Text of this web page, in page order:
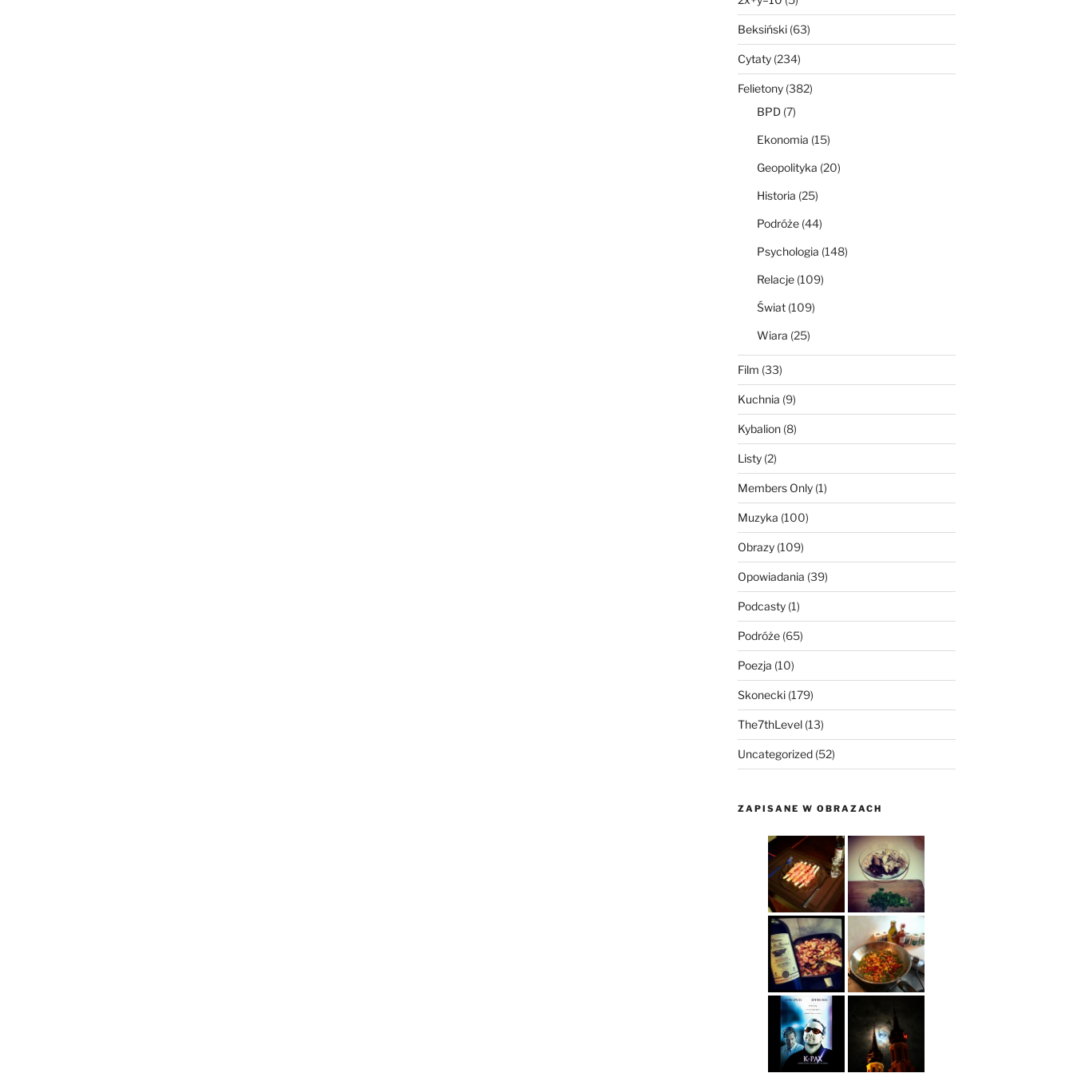
Beksiński(63)
Cytaty(234)
Felietony(382)
BPD(7)
Ekonomia (15)
Geopolityka (20)
Historia (25)
Podróże(44)
Psychologia (148)
Relacje(109)
Świat(109)
Wiara (25)
Film (33)
Kuchnia (9)
Kybalion(8)
Listy(2)
Members Only(1)
Muzyka (100)
Obrazy(109)
Opowiadania (39)
Podcasty(1)
Podróże(65)
Poezja (10)
Skonecki(179)
The7thLevel(13)
Uncategorized(52)
ZAPISANE W OBRAZACH